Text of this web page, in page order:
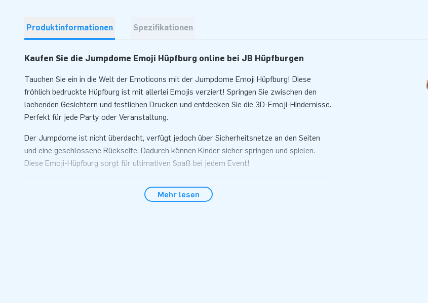
Produktinformationen Spezifikationen
Kaufen Sie die Jumpdome Emoji Hüpfburg online bei JB Hüpfburgen
Tauchen Sie ein in die Welt der Emoticons mit der Jumpdome Emoji Hüpfburg! Diese
fröhlich bedruckte Hüpfburg ist mit allerlei Emojis verziert! Springen Sie zwischen den
lachenden Gesichtern und festlichen Drucken und entdecken Sie die 3D-Emoji-Hindernisse.
Perfekt für jede Party oder Veranstaltung.
Der Jumpdome ist nicht überdacht, verfügt jedoch über Sicherheitsnetze an den Seiten
und eine geschlossene Rückseite. Dadurch können Kinder sicher springen und spielen.
Diese Emoji-Hüpfburg sorgt für ultimativen Spaß bei jedem Event!
Die hellen Farben und verspielten Emoticons sorgen dafür, dass diese Hüpfburg sofort ins
Mehr lesen